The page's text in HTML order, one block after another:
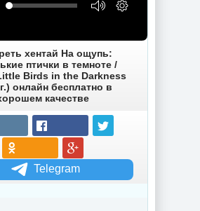
хентай На ощупь:
птички в темноте /
Birds in the Darkness
онлайн бесплатно в
качестве
Telegram